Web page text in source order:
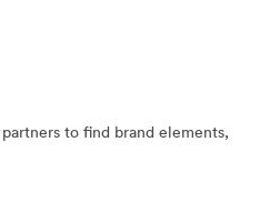
to find brand elements,